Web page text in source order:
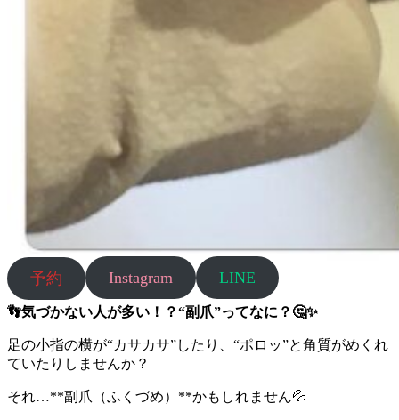
予約 Instagram LINE
👣気づかない人が多い！？“副爪”ってなに？🤔✨
足の小指の横が“カサカサ”したり、“ポロッ”と角質がめくれ
ていたりしませんか？
それ…**副爪（ふくづめ）**かもしれません💦